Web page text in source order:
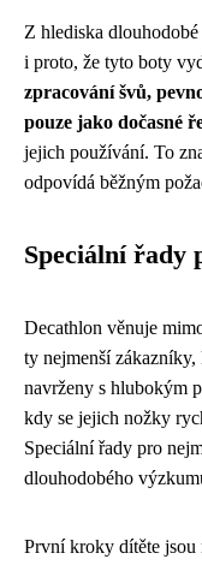
Z hlediska
i proto, že tyto boty
zpracování švů,
pouze jako dočasné
jejich používání. To
odpovídá běžným
Speciální řady
Decathlon věnuje
ty nejmenší
navrženy s hlubokým
kdy se jejich nožky
Speciální řady pro
dlouhodobého
První kroky dítěte